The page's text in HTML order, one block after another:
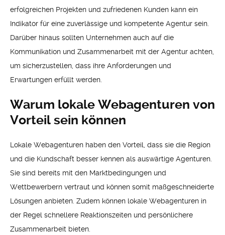
erfolgreichen Projekten und zufriedenen Kunden kann ein
Indikator für eine zuverlässige und kompetente Agentur sein.
Darüber hinaus sollten Unternehmen auch auf die
Kommunikation und Zusammenarbeit mit der Agentur achten,
um sicherzustellen, dass ihre Anforderungen und
Erwartungen erfüllt werden.
Warum lokale Webagenturen von
Vorteil sein können
Lokale Webagenturen haben den Vorteil, dass sie die Region
und die Kundschaft besser kennen als auswärtige Agenturen.
Sie sind bereits mit den Marktbedingungen und
Wettbewerbern vertraut und können somit maßgeschneiderte
Lösungen anbieten. Zudem können lokale Webagenturen in
der Regel schnellere Reaktionszeiten und persönlichere
Zusammenarbeit bieten.